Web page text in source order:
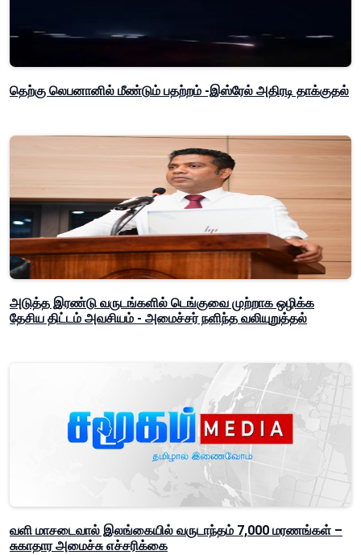
தெற்கு லெபனானில் மீண்டும் பதற்றம் -இஸ்ரேல் அதிரடி தாக்குதல்
அடுத்த இரண்டு வருடங்களில் டெங்குவை முற்றாக ஒழிக்க
தேசிய திட்டம் அவசியம் - அமைச்சர் நளிந்த வலியுறுத்தல்
வளி மாசடைவால் இலங்கையில் வருடாந்தம் 7,000 மரணங்கள் –
சுகாதார அமைச்சு எச்சரிக்கை